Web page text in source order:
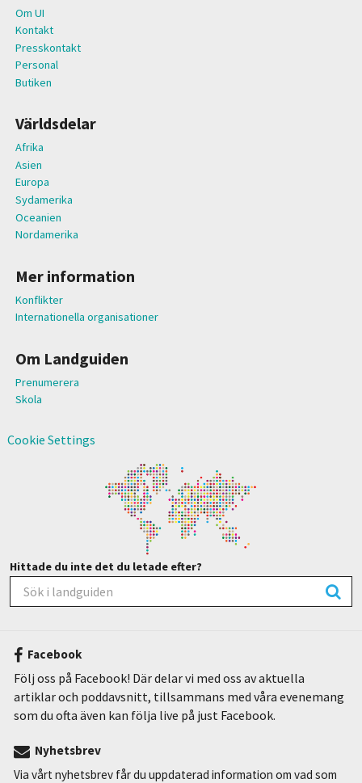
Om UI
Kontakt
Presskontakt
Personal
Butiken
Världsdelar
Afrika
Asien
Europa
Sydamerika
Oceanien
Nordamerika
Mer information
Konflikter
Internationella organisationer
Om Landguiden
Prenumerera
Skola
Cookie Settings
Hittade du inte det du letade efter?
Facebook
Följ oss på Facebook! Där delar vi med oss av aktuella
artiklar och poddavsnitt, tillsammans med våra evenemang
som du ofta även kan följa live på just Facebook.
Nyhetsbrev
Via vårt nyhetsbrev får du uppdaterad information om vad som